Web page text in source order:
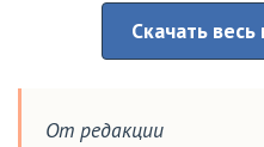
Скачать весь
От редакции